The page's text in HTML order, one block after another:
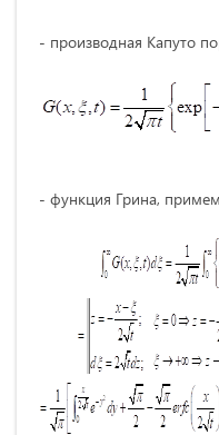
- производная Капуто
- функция Грина, примем